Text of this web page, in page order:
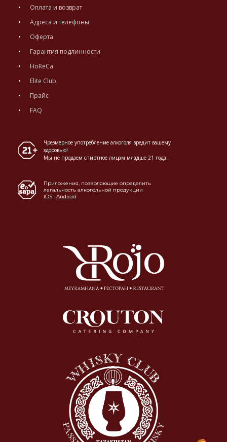
Оплата и возврат
Адреса и телефоны
Оферта
Гарантия подлинности
HoReCa
Elite Club
Прайс
FAQ
Чрезмерное употребление алкоголя вредит вашему
здоровью!
Мы не продаем спиртное лицам младше 21 года.
Приложения, позволяющие определить
легальность алкогольной продукции
IOS . Android